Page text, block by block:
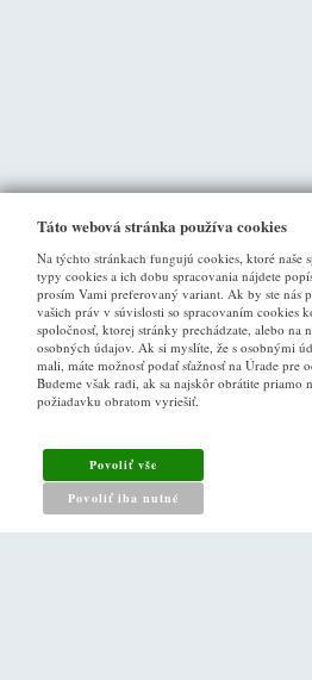
VŠE O NÁKUPU
Ako nakupovat
Reklamacny poriadok
Zásady pro nakládání s
Táto webová stránka používa cookies
Na týchto stránkach fungujú cookies, ktoré naše
typy cookies a ich dobu spracovania nájdete
prosím Vami preferovaný variant. Ak by ste nás
vašich práv v súvislosti so spracovaním cookies
spoločnosť, ktorej stránky prechádzate, alebo na
osobných údajov. Ak si myslíte, že s osobnými
mali, máte možnosť podať sťažnosť na Úrade pre
Budeme však radi, ak sa najskôr obrátite priamo
požiadavku obratom vyriešiť.
Povoliť vše
Povoliť iba nutné